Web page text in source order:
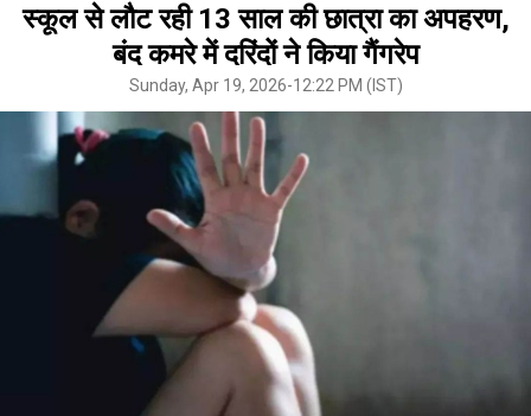
स्कूल से लौट रही 13 साल की छात्रा का अपहरण,
बंद कमरे में दरिंदों ने किया गैंगरेप
Sunday, Apr 19, 2026-12:22 PM (IST)